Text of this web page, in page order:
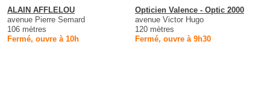
ALAIN AFFLELOU
avenue Pierre Semard
106 mètres
Fermé, ouvre à 10h
Opticien Valence - Optic 2000
avenue Victor Hugo
120 mètres
Fermé, ouvre à 9h30